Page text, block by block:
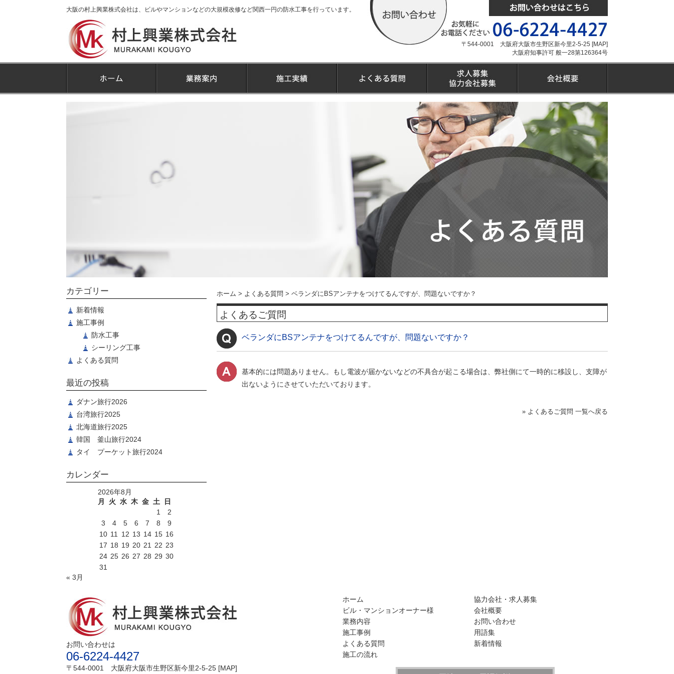
大阪の村上興業株式会社は、ビルやマンションなどの大規模改修など関西一円の防水工事を行っています。
〒544-0001 大阪府大阪市生野区新今里2-5-25 [MAP]
大阪府知事許可 般一28第126364号
ホーム > よくある質問 > ベランダにBSアンテナをつけてるんですが、問題ないですか？
よくあるご質問
ベランダにBSアンテナをつけてるんですが、問題ないですか？
基本的には問題ありません。もし電波が届かないなどの不具合が起こる場合は、弊社側にて一時的に移設し、支障が
出ないようにさせていただいております。
» よくあるご質問 一覧へ戻る
カテゴリー
新着情報
施工事例
防水工事
シーリング工事
よくある質問
最近の投稿
ダナン旅行2026
台湾旅行2025
北海道旅行2025
韓国 釜山旅行2024
タイ プーケット旅行2024
カレンダー
2026年8月
月
火 水 木 金 土
日
1
2
3
4 5 6 7 8
9
10 11 12 13 14 15 16
17 18 19 20 21 22 23
24 25 26 27 28 29 30
31
« 3月
お問い合わせは
06-6224-4427
〒544-0001 大阪府大阪市生野区新今里2-5-25 [MAP]
ホーム
ビル・マンションオーナー様
業務内容
施工事例
よくある質問
施工の流れ
協力会社・求人募集
会社概要
お問い合わせ
用語集
新着情報